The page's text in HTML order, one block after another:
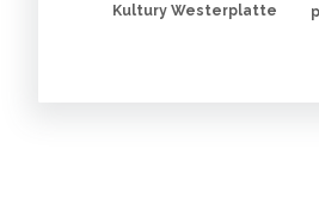
Kultury Westerplatte